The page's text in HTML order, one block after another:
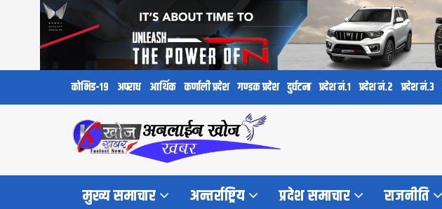
कोभिड-१९ अपराध आर्थिक कर्णाली प्रदेश गण्डक प्रदेश दुर्घटना प्रदेश नं.१ प्रदेश नं.२ प्रदेश नं.३
मुख्य समाचार अन्तर्राष्ट्रिय प्रदेश समाचार राजनीति